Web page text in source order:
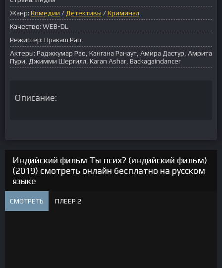
Жанр: Комедии / Детективы /Криминал
Качество: WEB-DL
Режиссер: Пракаш Рао
Актеры: Раджкумар Рао, Кангана Ранаут, Амира Дастур, Амрита
Пури, Джимми Шергилл, Karan Ashar, Backagaindancer
Описание:
Индийский фильм Ты псих? (индийский фильм)
(2019) смотреть онлайн бесплатно на русском
языке
СМОТРЕТЬ ПЛЕЕР 2